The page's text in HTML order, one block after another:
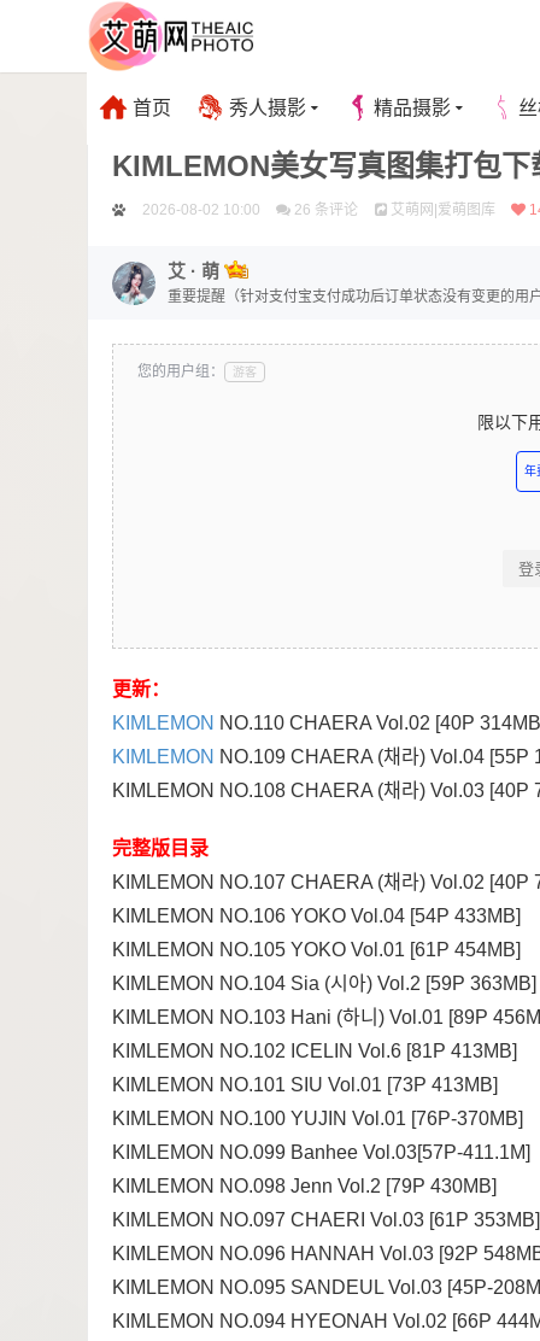
首页 秀人摄影 精品摄影
KIMLEMON
KIMLEMON美女写真图集打包下
2026-08-02 10:00 26 条评论 艾萌网|爱萌图库
艾 · 萌
重要提醒（针对支付宝支付成功后订单状态没有变更的
您的用户组： 游客
限以下
年
登
更新：
KIMLEMON NO.110 CHAERA Vol.02 [40P
KIMLEMON NO.109 CHAERA (채라) Vol.04 [55P
KIMLEMON NO.108 CHAERA (채라) Vol.03 [40P
完整版目录
KIMLEMON NO.107 CHAERA (채라) Vol.02 [40P
KIMLEMON NO.106 YOKO Vol.04 [54P 433MB]
KIMLEMON NO.105 YOKO Vol.01 [61P 454MB]
KIMLEMON NO.104 Sia (시아) Vol.2 [59P 363MB]
KIMLEMON NO.103 Hani (하니) Vol.01 [89P
KIMLEMON NO.102 ICELIN Vol.6 [81P 413MB]
KIMLEMON NO.101 SIU Vol.01 [73P 413MB]
KIMLEMON NO.100 YUJIN Vol.01 [76P-370MB]
KIMLEMON NO.099 Banhee Vol.03[57P-411.1M]
KIMLEMON NO.098 Jenn Vol.2 [79P 430MB]
KIMLEMON NO.097 CHAERI Vol.03 [61P 353MB]
KIMLEMON NO.096 HANNAH Vol.03 [92P
KIMLEMON NO.095 SANDEUL Vol.03 [45P-
KIMLEMON NO.094 HYEONAH Vol.02 [66P